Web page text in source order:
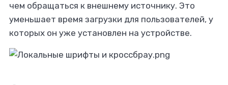
чем обращаться к внешнему источнику. Это
уменьшает время загрузки для пользователей, у
которых он уже установлен на устройстве.